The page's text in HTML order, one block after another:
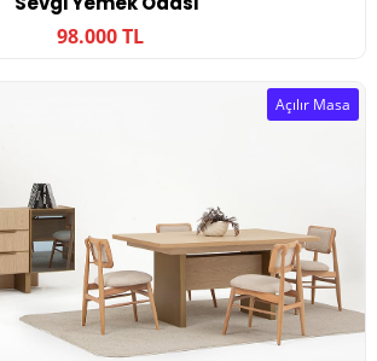
98.000 TL
Açılır Masa